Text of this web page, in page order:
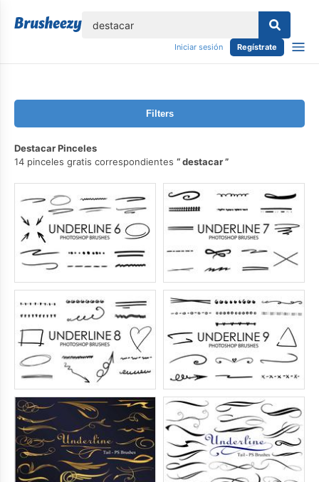
Iniciar sesión Regístrate
Filters
Destacar Pinceles
14 pinceles gratis correspondientes
destacar